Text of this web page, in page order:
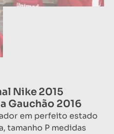
Nike 2015
Gauchão 2016
em perfeito estado
tamanho P medidas